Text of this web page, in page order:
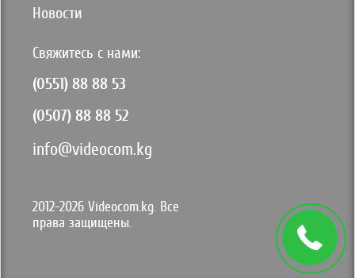
Новости
Свяжитесь с нами:
(0551) 88 88 53
(0507) 88 88 52
info@videocom.kg
2012-2026 Videocom.kg. Все
права защищены.